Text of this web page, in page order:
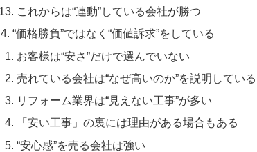
これからは“連動”している会社が勝つ
4. “価格勝負”ではなく“価値訴求”をしている
お客様は“安さ”だけで選んでいない
売れている会社は“なぜ高いのか”を説明している
リフォーム業界は“見えない工事”が多い
「安い工事」の裏には理由がある場合もある
“安心感”を売る会社は強い